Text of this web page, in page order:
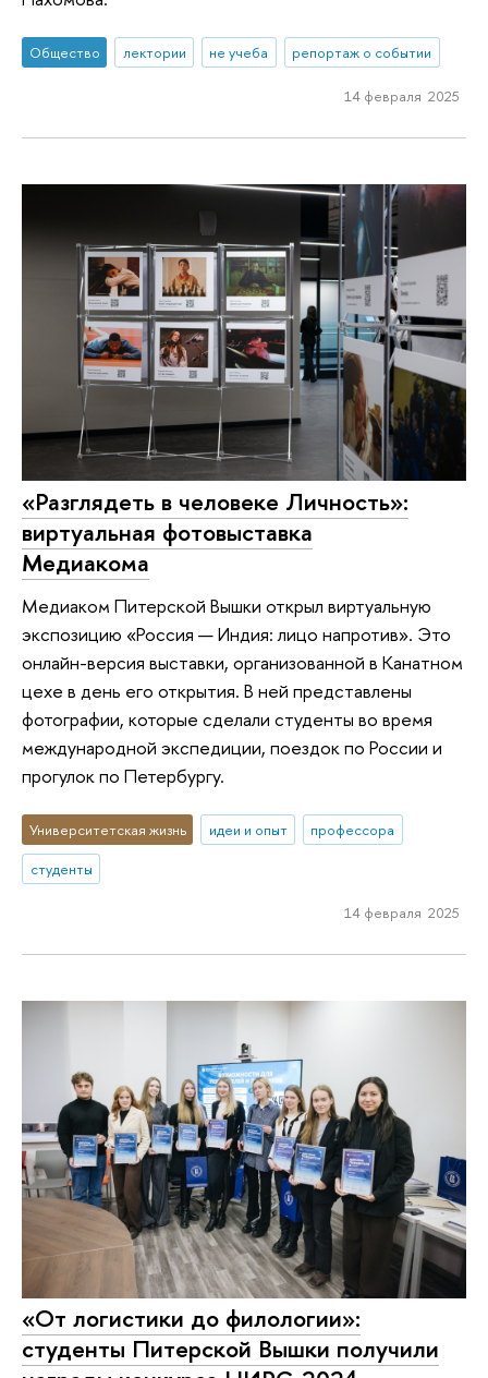
Общество лектории не учеба репортаж о событии
14 февраля 2025
«Разглядеть в человеке Личность»:
виртуальная фотовыставка
Медиакома
Медиаком Питерской Вышки открыл виртуальную
экспозицию «Россия — Индия: лицо напротив». Это
онлайн-версия выставки, организованной в Канатном
цехе в день его открытия. В ней представлены
фотографии, которые сделали студенты во время
международной экспедиции, поездок по России и
прогулок по Петербургу.
Университетская жизнь идеи и опыт
профессора
студенты
14 февраля 2025
«От логистики до филологии»:
студенты Питерской Вышки получили